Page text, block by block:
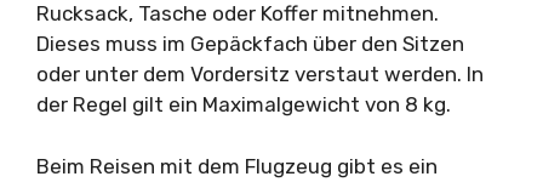
Rucksack, Tasche oder Koffer mitnehmen.
Dieses muss im Gepäckfach über den Sitzen
oder unter dem Vordersitz verstaut werden. In
der Regel gilt ein Maximalgewicht von 8 kg.
Beim Reisen mit dem Flugzeug gibt es ein